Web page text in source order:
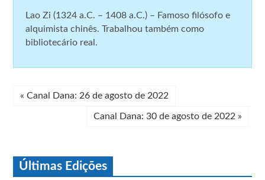
Lao Zi (1324 a.C. – 1408 a.C.) – Famoso filósofo e
alquimista chinês. Trabalhou também como
bibliotecário real.
« Canal Dana: 26 de agosto de 2022
Canal Dana: 30 de agosto de 2022 »
Últimas Edições